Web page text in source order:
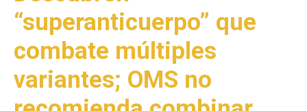
“superanticuerpo” que
combate múltiples
variantes; OMS no